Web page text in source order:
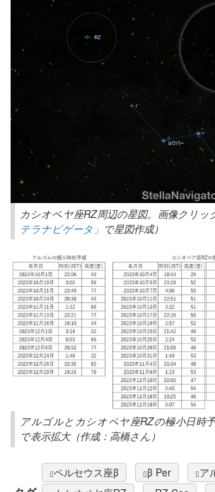
カシオペヤ座RZ周辺の星図。画像クリッ
テラナビゲータ」 で星図作成）
アルゴルとカシオペヤ座RZの極小日時
で表示拡大（作成：高橋さん）
ペルセウス座β β Per
ア